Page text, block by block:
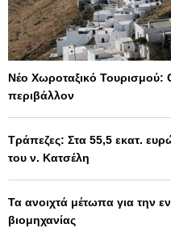
Νέο Χωροταξικό Τουρισμού:
περιβάλλον
Τράπεζες: Στα 55,5 εκατ.
του ν. Κατσέλη
Τα ανοιχτά μέτωπα για την
βιομηχανίας